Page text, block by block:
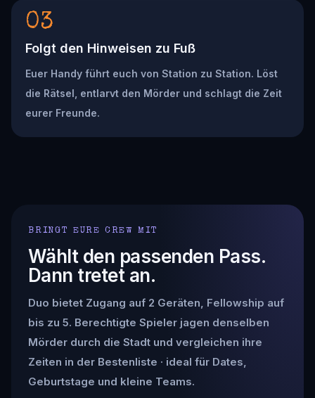
03
Folgt den Hinweisen zu Fuß
Euer Handy führt euch von Station zu Station. Löst
die Rätsel, entlarvt den Mörder und schlagt die Zeit
eurer Freunde.
BRINGT EURE CREW MIT
Wählt den passenden Pass.
Dann tretet an.
Duo bietet Zugang auf 2 Geräten, Fellowship auf
bis zu 5. Berechtigte Spieler jagen denselben
Mörder durch die Stadt und vergleichen ihre
Zeiten in der Bestenliste · ideal für Dates,
Geburtstage und kleine Teams.